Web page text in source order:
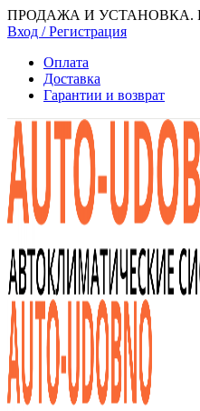
ПРОДАЖА И УСТАНОВКА.
Вход / Регистрация
Оплата
Доставка
Гарантии и возврат